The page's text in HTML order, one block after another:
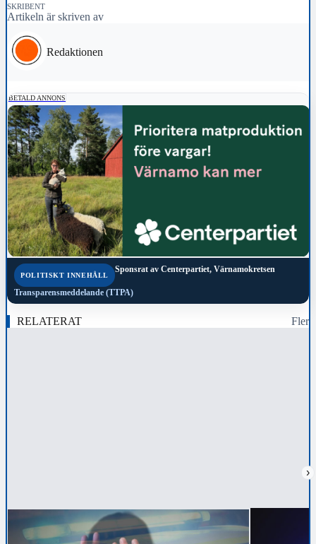
SKRIBENT
Artikeln är skriven av
Redaktionen
BETALD ANNONS
POLITISKT INNEHÅLL
Sponsrat av Centerpartiet, Värnamokretsen
Transparensmeddelande (TTPA)
RELATERAT Fler
›